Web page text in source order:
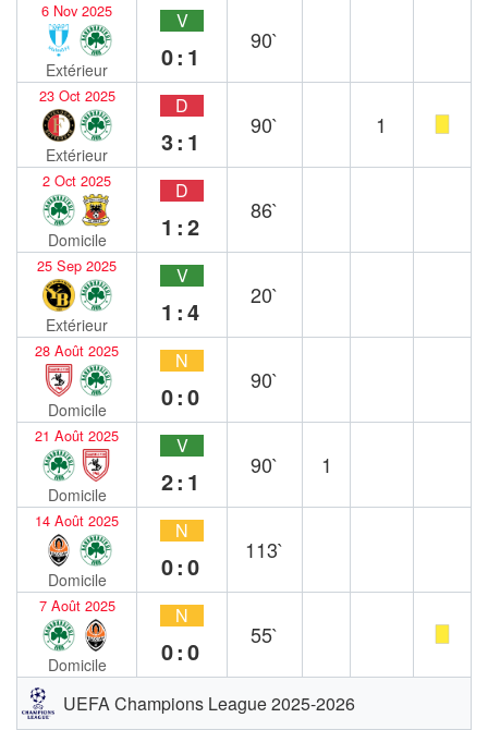
6 Nov 2025
Extérieur
V
0:1
90`
23 Oct 2025
Extérieur
D
3:1
90` 1
2 Oct 2025
Domicile
D
1:2
86`
25 Sep 2025
Extérieur
V
1:4
20`
28 Août 2025
Domicile
N
0:0
90`
21 Août 2025
Domicile
V
2:1
90` 1
14 Août 2025
Domicile
N
0:0
113`
7 Août 2025
Domicile
N
0:0
55`
UEFA Champions League 2025-2026